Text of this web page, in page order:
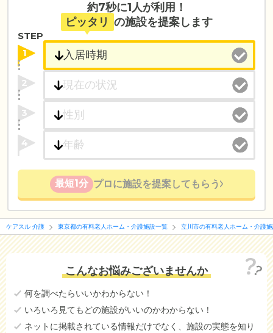
約7秒に1人が利用！
ピッタリ の施設を提案します
STEP
1
2
3
4
最短1分 プロに施設を提案してもらう
ケアスル 介護 東京都の有料老人ホーム・介護施設一覧 立川市の有料老人ホーム・介護
こんなお悩みございませんか
何を調べたらいいかわからない！
いろいろ見てもどの施設がいいのかわからない！
ネットに掲載されている情報だけでなく、施設の実態を知り